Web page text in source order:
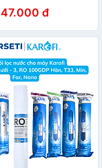
47.000 đ